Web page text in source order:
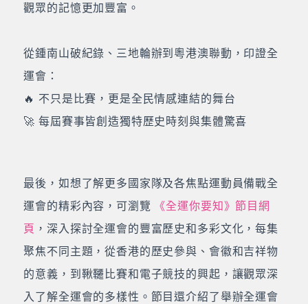
觀眾的記憶更加豐富。
從鍾南山破紀錄、三地輪辦到粵港澳聯動，印證全
運會：
🔥 不只是比賽，更是全民情感連結的舞台
🚀 每屆賽事皆創造獨特歷史時刻與集體驚喜
最後，如想了解更多國家隊及各焦點運動員備戰全
運會的精彩內容，可瀏覽 《全運你要知》節目網
頁 ，深入探討全運會的豐富歷史和多彩文化，每集
聚焦不同主題，從香港的歷史參與、會徽和吉祥物
的意義，到鞦韆比賽和電子競技的興起，讓觀眾深
入了解全運會的多樣性。節目還介紹了舉辦全運會